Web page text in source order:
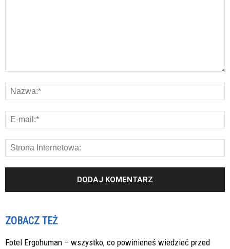
ZOBACZ TEŻ
Fotel Ergohuman – wszystko, co powinieneś wiedzieć przed